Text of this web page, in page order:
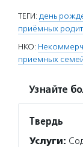
ТЕГИ: день
приёмных
НКО:
приемных
Узнайте
Твердь
Услуги: